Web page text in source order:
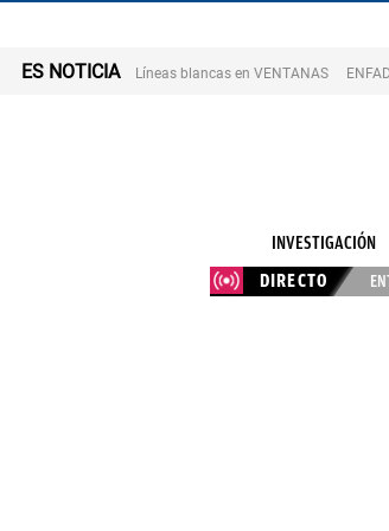
ES NOTICIA Líneas blancas en VENTANAS
INVESTIGACIÓN
DIRECTO